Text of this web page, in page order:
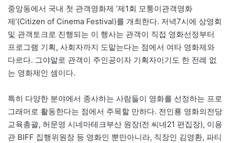
중앙동에서 국내 첫 관객영화제 ‘제1회 모퉁이관객영화
제’(Citizen of Cinema Festival)를 개최한다. 저녁7시에 상영회
및 관객토크로 진행되는 이 행사는 관객이 직접 영화선정부터
프로그램 기획, 사회자까지 도맡는다는 점에서 여타 영화제와
다르다. 그야말로 관객이 주인공이자 기획자이기도 한 전례 없
는 영화제인 셈이다.
특히 다양한 분야에서 종사하는 사람들이 영화를 선정하는 프로
그래머로 활동한다는 점에서 주목할 만하다. 전인룡 영화의전당
교육총괄, 허문영 시네마테크부산 원장(전 씨네21 편집장), 이용
관 BIFF 집행위원장 등 영화인 뿐만아니라, 직장인 김영환, 파티